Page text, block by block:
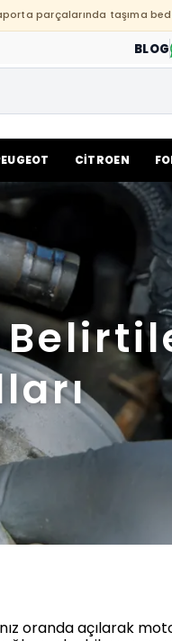
parçalarında taşıma
BLOG
CİTROEN
oranda açılarak